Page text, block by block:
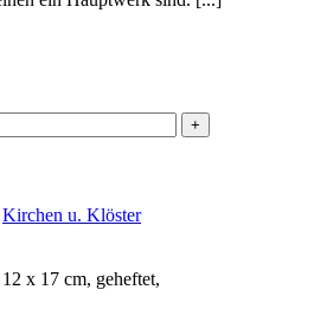
+
Kirchen u. Klöster
x 17 cm, geheftet,